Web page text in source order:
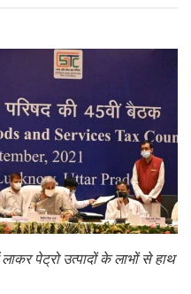
पेट्रो उत्पादों के लाभों से हाथ